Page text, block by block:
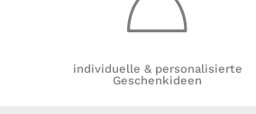
individuelle & personalisierte
Geschenkideen